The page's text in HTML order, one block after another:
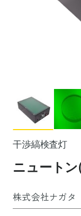
干渉縞検査灯
ニュート
株式会社ナガタ